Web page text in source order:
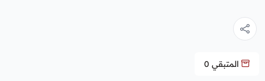
المتبقي 0